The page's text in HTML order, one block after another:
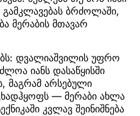
ბრძოლაში,
მერაბის მთავარ
დვალიაშვილის უფრო
იანს დასაწყისში
მაგრამ არსებული
— მერაბი ახლა
კვლავ შეინიშნება